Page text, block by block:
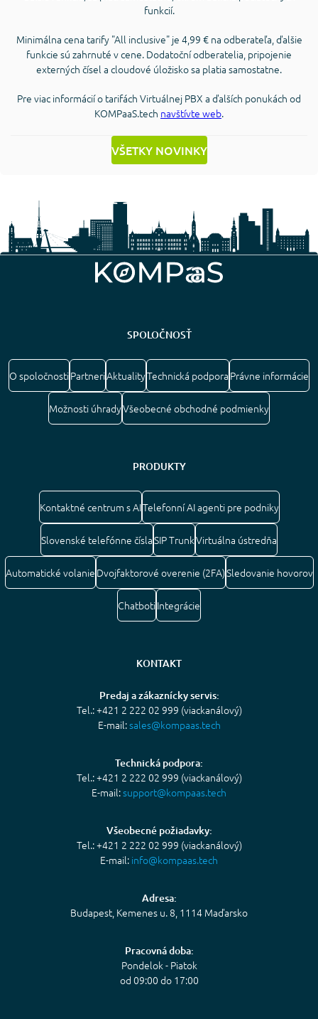
funkcií.
Minimálna cena tarify "All inclusive" je 4,99 € na odberateľa, ďalšie
funkcie sú zahrnuté v cene. Dodatoční odberatelia, pripojenie
externých čísel a cloudové úložisko sa platia samostatne.
Pre viac informácií o tarifách Virtuálnej PBX a ďalších ponukách od
KOMPaaS.tech navštívte web.
VŠETKY NOVINKY
SPOLOČNOSŤ
O spoločnostiPartneriAktualityTechnická podpora Právne informácie
Možnosti úhradyVšeobecné obchodné podmienky
PRODUKTY
Kontaktné centrum s AITelefonní AI agenti pre podniky
Slovenské telefónne číslaSIP TrunkVirtuálna ústredňa
Automatické volanie Dvojfaktorové overenie (2FA)Sledovanie hovorov
ChatbotiIntegrácie
KONTAKT
Predaj a zákaznícky servis:
Tel.: +421 2 222 02 999 (viackanálový)
E-mail:sales@kompaas.tech
Technická podpora:
Tel.: +421 2 222 02 999 (viackanálový)
E-mail:support@kompaas.tech
Všeobecné požiadavky:
Tel.: +421 2 222 02 999 (viackanálový)
E-mail: info@kompaas.tech
Adresa:
Budapest, Kemenes u. 8, 1114 Maďarsko
Pracovná doba:
Pondelok - Piatok
od 09:00 do 17:00